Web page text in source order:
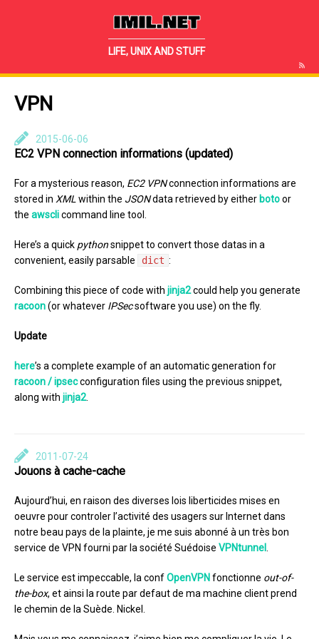
IMIL.NET
LIFE, UNIX AND STUFF
VPN
2015-06-06
EC2 VPN connection informations (updated)
For a mysterious reason, EC2 VPNconnection informations are
stored in XML within the JSONdata retrieved by either botoor
the awsclicommand line tool.
Here’s a quick pythonsnippet to convert those datas in a
convenient, easily parsable
dict :
Combining this piece of code with jinja2could help you generate
racoon(or whatever IPSecsoftware you use) on the fly.
Update
here’s a complete example of an automatic generation for
racoon / ipsecconfiguration files using the previous snippet,
along with jinja2.
2011-07-24
Jouons à cache-cache
Aujourd’hui, en raison des diverses lois liberticides mises en
oeuvre pour controler l’activité des usagers sur Internet dans
notre beau pays de la plainte, je me suis abonné à un très bon
service de VPN fourni par la société Suédoise VPNtunnel
Le service est impeccable, la confOpenVPN fonctionne out-of-
the-box, et ainsi la route par defaut de ma machine client prend
le chemin de la Suède. Nickel.